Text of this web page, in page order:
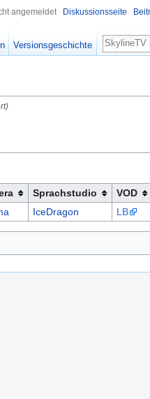
Sprachstudio VOD
IceDragon LB
angemeldet Diskussionsseite
Versionsgeschichte
Suche